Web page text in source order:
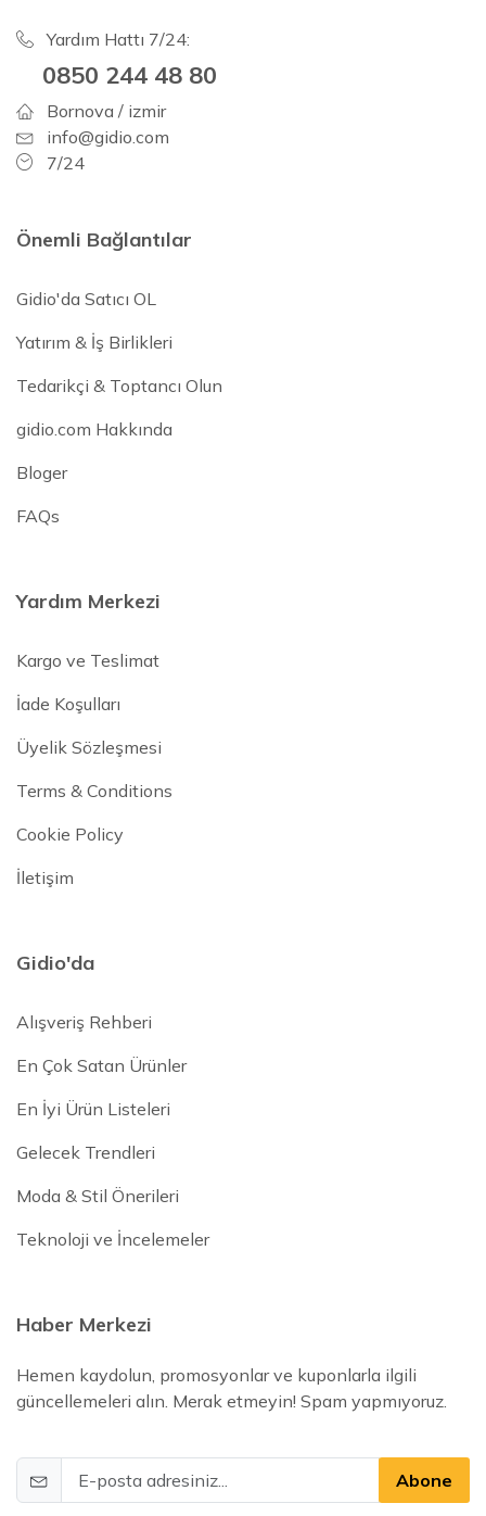
Yardım Hattı 7/24:
0850 244 48 80
Bornova / izmir
info@gidio.com
7/24
Önemli Bağlantılar
Gidio'da Satıcı OL
Yatırım & İş Birlikleri
Tedarikçi & Toptancı Olun
gidio.com Hakkında
Bloger
FAQs
Yardım Merkezi
Kargo ve Teslimat
İade Koşulları
Üyelik Sözleşmesi
Terms & Conditions
Cookie Policy
İletişim
Gidio'da
Alışveriş Rehberi
En Çok Satan Ürünler
En İyi Ürün Listeleri
Gelecek Trendleri
Moda & Stil Önerileri
Teknoloji ve İncelemeler
Haber Merkezi
Hemen kaydolun, promosyonlar ve kuponlarla ilgili
güncellemeleri alın. Merak etmeyin! Spam yapmıyoruz.
Abone